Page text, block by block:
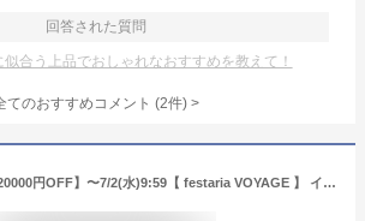
回答された質問
合う上品でおしゃれなおすすめを教えて！
てのおすすめコメント (2件) >
【P5倍＆最大20000円OFF】〜7/2(水)9:59【 festaria VOYAGE 】 イヤーカフ sv シルバー 淡水パール 真珠 誕生石 ギフト プレゼント ジュエリー レディース シンプル 大人 普段使い 誕生日 箱付き ブランド フェスタリア ボヤージュ